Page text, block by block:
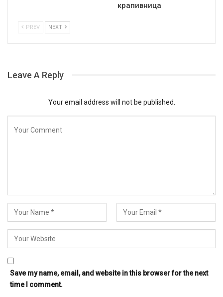
крапивница
PREV NEXT
Leave A Reply
Your email address will not be published.
Save my name, email, and website in this browser for the next
time I comment.